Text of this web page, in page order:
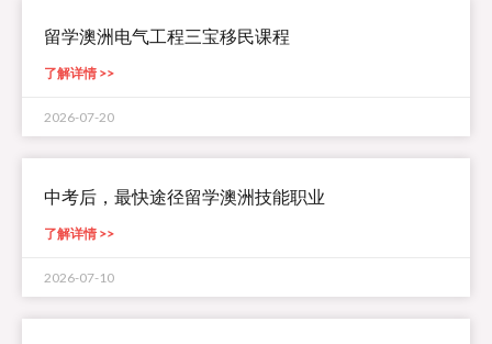
留学澳洲电气工程三宝移民课程
了解详情 >>
2026-07-20
中考后，最快途径留学澳洲技能职业
了解详情 >>
2026-07-10